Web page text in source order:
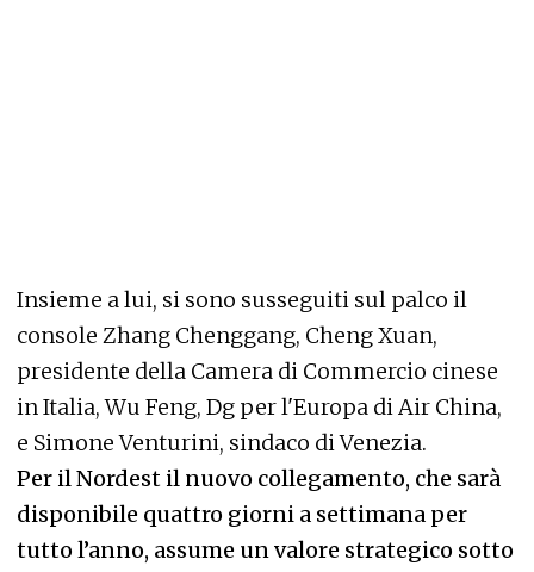
Insieme a lui, si sono susseguiti sul palco il
console Zhang Chenggang, Cheng Xuan,
presidente della Camera di Commercio cinese
in Italia, Wu Feng, Dg per l'Europa di Air China,
e Simone Venturini, sindaco di Venezia.
Per il Nordest il nuovo collegamento, che sarà
disponibile quattro giorni a settimana per
tutto l’anno, assume un valore strategico sotto